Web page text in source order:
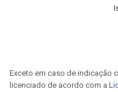
Exceto em caso de indicação
licenciado de acordo com a